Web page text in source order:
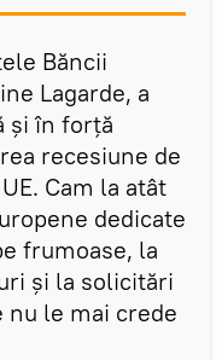
Băncii
Lagarde, a
şi în forţă
recesiune de
Cam la atât
dedicate
frumoase, la
și la solicitări
le mai crede